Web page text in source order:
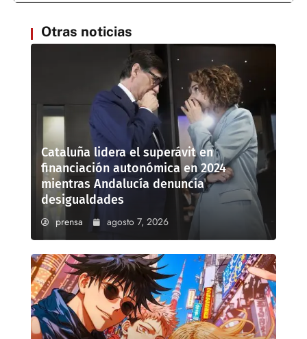
Otras noticias
Cataluña lidera el superávit en
financiación autonómica en 2024
mientras Andalucía denuncia
desigualdades
prensa agosto 7, 2026